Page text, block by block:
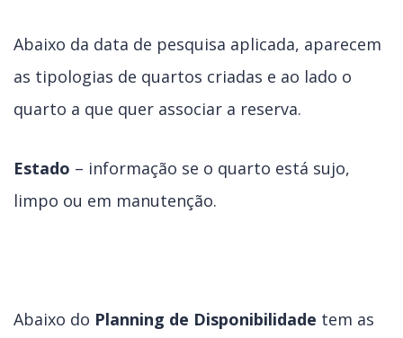
Abaixo da data de pesquisa aplicada, aparecem
as tipologias de quartos criadas e ao lado o
quarto a que quer associar a reserva.
Estado – informação se o quarto está sujo,
limpo ou em manutenção.
Abaixo do Planning de Disponibilidade tem as